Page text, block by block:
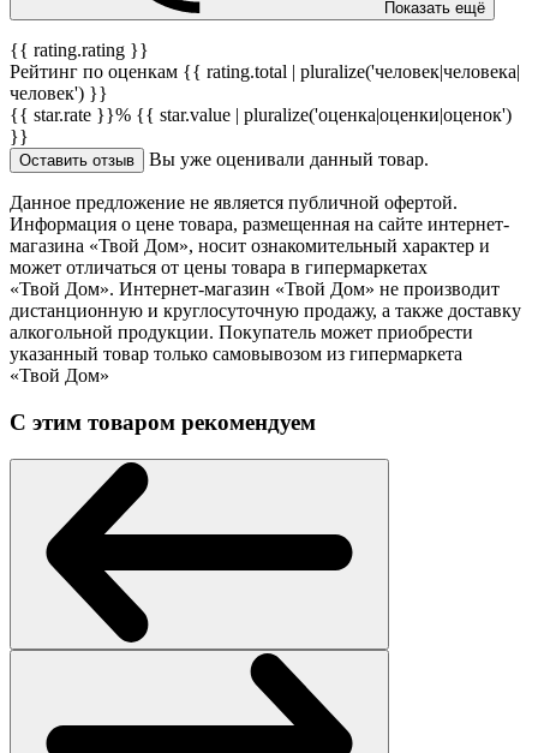
Показать ещё
{{ rating.rating }}
Рейтинг по оценкам {{ rating.total | pluralize('человек|человека|
человек') }}
{{ star.rate }}% {{ star.value | pluralize('оценка|оценки|оценок')
}}
Оставить отзыв Вы уже оценивали данный товар.
Данное предложение не является публичной офертой.
Информация о цене товара, размещенная на сайте интернет-
магазина «Твой Дом», носит ознакомительный характер и
может отличаться от цены товара в гипермаркетах
«Твой Дом». Интернет-магазин «Твой Дом» не производит
дистанционную и круглосуточную продажу, а также доставку
алкогольной продукции. Покупатель может приобрести
указанный товар только самовывозом из гипермаркета
«Твой Дом»
С этим товаром рекомендуем